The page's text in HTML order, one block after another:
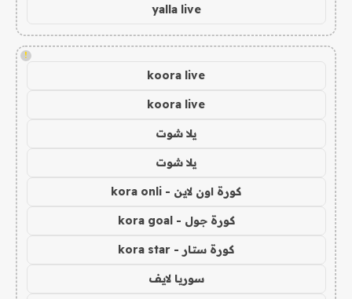
yalla live
!
koora live
koora live
يلا شوت
يلا شوت
كورة اون لاين - kora onli
كورة جول - kora goal
كورة ستار - kora star
سوريا لايف